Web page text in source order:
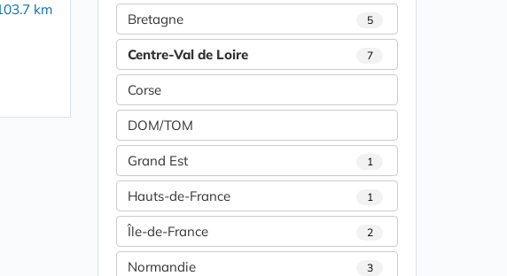
km
Bretagne 5
Centre-Val de Loire 7
Corse
DOM/TOM
Grand Est 1
Hauts-de-France 1
Île-de-France 2
Normandie 3